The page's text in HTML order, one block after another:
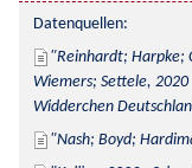
Datenquellen:
Reinhardt; Harpke;
Wiemers; Settele,
Widderchen
Nash; Boyd;